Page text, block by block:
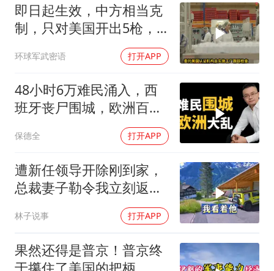
我国编制完成新版全月地质图
“深圳地面沉降致车辆损坏”不实
男子结婚8年发现3个女儿均非亲生
奋进开新局 实干挑大梁
即日起生效，中方相当克
制，只对美国开出5枪，
环球军武密语 打开APP
48小时6万难民涌入，西
班牙丧尸围城，欧洲百年
保德全 打开APP
遭新任领导开除刚到家，
总裁妻子勒令我立刻返
岗，我直言她无权命令我
林子说事 打开APP
果然还得是普京！普京终